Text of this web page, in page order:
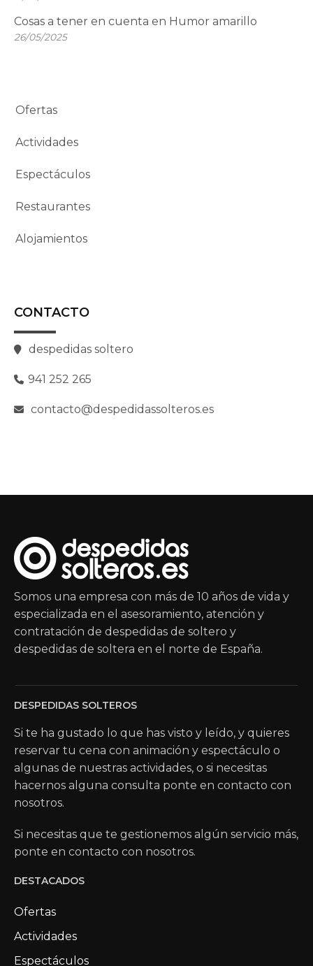
Cosas a tener en cuenta en Humor amarillo
26/05/2025
Ofertas
Actividades
Espectáculos
Restaurantes
Alojamientos
CONTACTO
despedidas soltero
941 252 265
contacto@despedidassolteros.es
Somos una empresa con más de 10 años de vida y
especializada en el asesoramiento, atención y
contratación de despedidas de soltero y
despedidas de soltera en el norte de España.
DESPEDIDAS SOLTEROS
Si te ha gustado lo que has visto y leído, y quieres
reservar tu cena con animación y espectáculo o
algunas de nuestras actividades, o si necesitas
hacernos alguna consulta ponte en contacto con
nosotros.
Si necesitas que te gestionemos algún servicio más,
ponte en contacto con nosotros.
DESTACADOS
Ofertas
Actividades
Espectáculos